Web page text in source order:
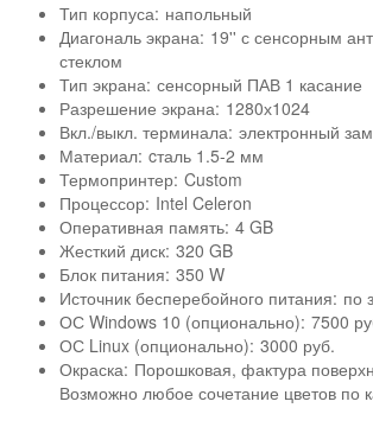
Тип корпуса: напольный
Диагональ экрана: 19'' с сенсорным
стеклом
Тип экрана: сенсорный ПАВ 1 касание
Разрешение экрана: 1280х1024
Вкл./выкл. терминала: электронный
Материал: cталь 1.5-2 мм
Термопринтер: Custom
Процессор: Intel Celeron
Оперативная память: 4 GB
Жесткий диск: 320 GB
Блок питания: 350 W
Источник бесперебойного питания: по
ОС Windows 10 (опционально): 7500
ОС Linux (опционально): 3000 руб.
Окраска: Порошковая, фактура
Возможно любое сочетание цветов по